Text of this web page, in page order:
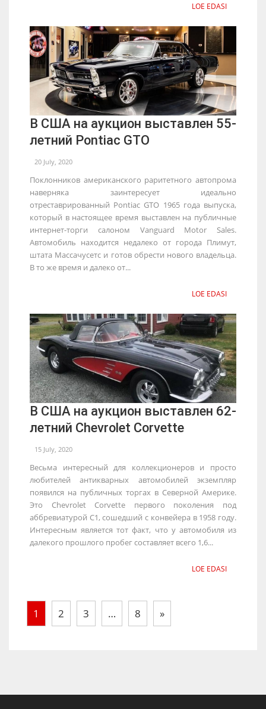
LOE EDASI
В США на аукцион выставлен 55-
летний Pontiac GTO
20 July, 2020
Поклонников американского раритетного автопрома
наверняка заинтересует идеально
отреставрированный Pontiac GTO 1965 года выпуска,
который в настоящее время выставлен на публичные
интернет-торги салоном Vanguard Motor Sales.
Автомобиль находится недалеко от города Плимут,
штата Массачусетс и готов обрести нового владельца.
В то же время и далеко от...
LOE EDASI
В США на аукцион выставлен 62-
летний Chevrolet Corvette
15 July, 2020
Весьма интересный для коллекционеров и просто
любителей антикварных автомобилей экземпляр
появился на публичных торгах в Северной Америке.
Это Chevrolet Corvette первого поколения под
аббревиатурой С1, сошедший с конвейера в 1958 году.
Интересным является тот факт, что у автомобиля из
далекого прошлого пробег составляет всего 1,6...
LOE EDASI
1 2 3 … 8 »